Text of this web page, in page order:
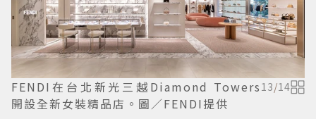
FENDI在台北新光三越Diamond Towers
開設全新女裝精品店。圖／FENDI提供
13/14